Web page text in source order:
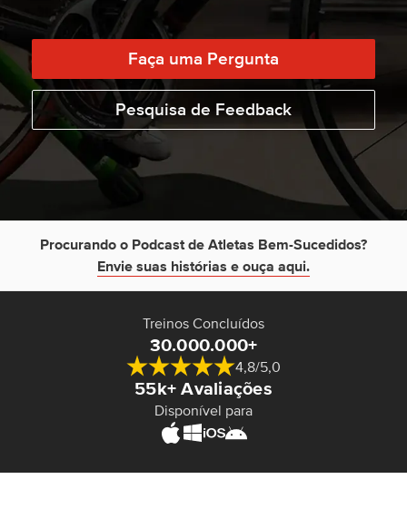
Faça uma Pergunta
Pesquisa de Feedback
Procurando o Podcast de Atletas Bem-Sucedidos?
Envie suas histórias e ouça aqui.
Treinos Concluídos
30.000.000+
4,8/5,0
55k+ Avaliações
Disponível para